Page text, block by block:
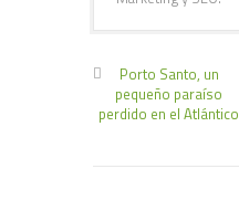
Porto Santo, un
pequeño paraíso
perdido en el Atlántico